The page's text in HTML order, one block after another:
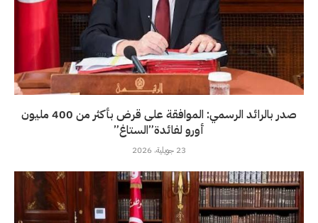
صدر بالرائد الرسمي: الموافقة على قرض بأكثر من 400 مليون
أورو لفائدة”الستاغ”
23 جويلية، 2026